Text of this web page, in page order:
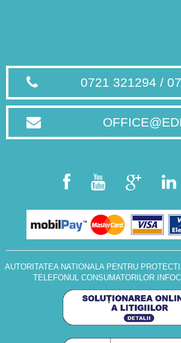
0721 321294 /
AUTORITATEA NATIONALA PENTRU
TELEFONUL CONSUMATORILOR